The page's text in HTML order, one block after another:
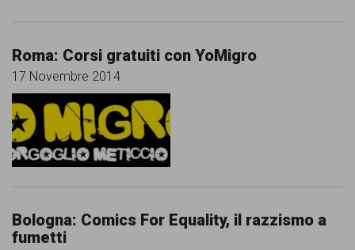
Roma: Corsi gratuiti con YoMigro
17 Novembre 2014
Bologna: Comics For Equality, il razzismo a
fumetti